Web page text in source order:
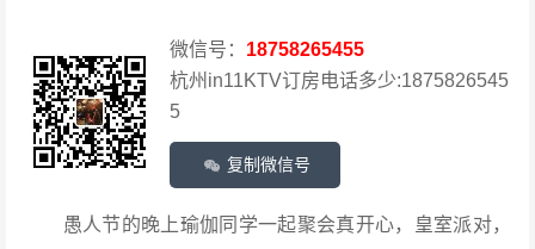
微信号： 18758265455
杭州in11KTV订房电话多少:1875826545
5
复制微信号
愚人节的晚上瑜伽同学一起聚会真开心，皇室派对，